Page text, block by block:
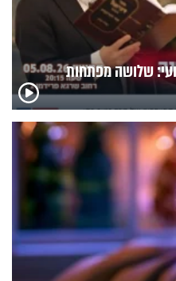
שלושה מפתחות